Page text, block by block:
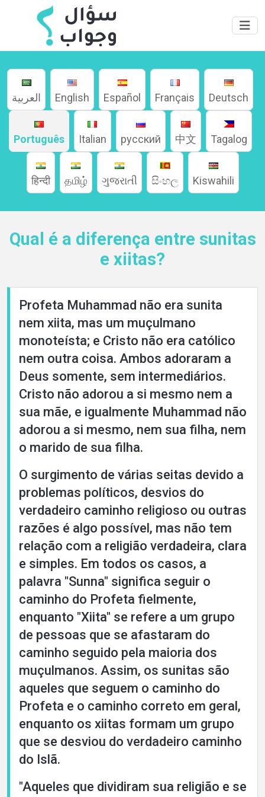
Home
About
Languages
العربية English Español Français Deutsch
Português Italian русский 中文 Tagalog
हिन्दी தமிழ் ગુજરાતી සිංහල Kiswahili
Qual é a diferença entre sunitas
e xiitas?
Profeta Muhammad não era sunita
nem xiita, mas um muçulmano
monoteísta; e Cristo não era católico
nem outra coisa. Ambos adoraram a
Deus somente, sem intermediários.
Cristo não adorou a si mesmo nem a
sua mãe, e igualmente Muhammad não
adorou a si mesmo, nem sua filha, nem
o marido de sua filha.
O surgimento de várias seitas devido a
problemas políticos, desvios do
verdadeiro caminho religioso ou outras
razões é algo possível, mas não tem
relação com a religião verdadeira, clara
e simples. Em todos os casos, a
palavra "Sunna" significa seguir o
caminho do Profeta fielmente,
enquanto "Xiita" se refere a um grupo
de pessoas que se afastaram do
caminho seguido pela maioria dos
muçulmanos. Assim, os sunitas são
aqueles que seguem o caminho do
Profeta e o caminho correto em geral,
enquanto os xiitas formam um grupo
que se desviou do verdadeiro caminho
do Islã.
"Aqueles que dividiram sua religião e se